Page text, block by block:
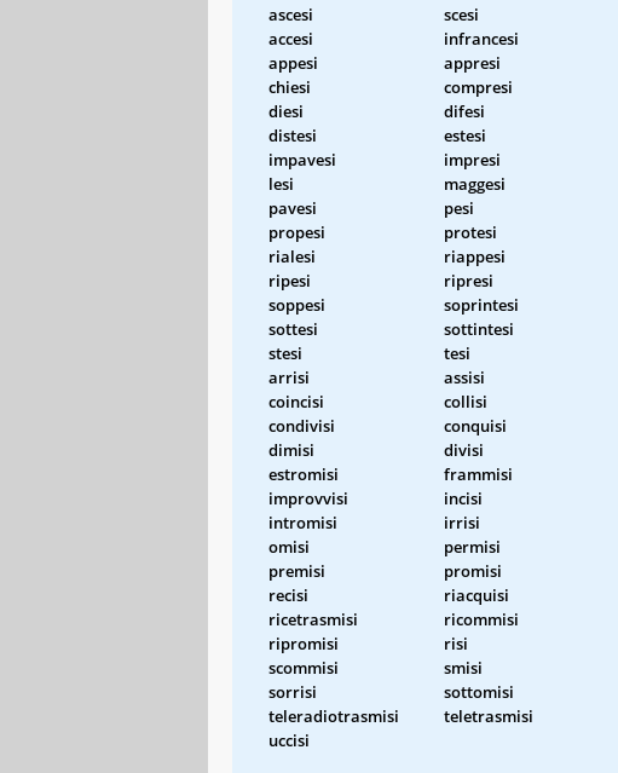
ascesi
scesi
accesi
infrancesi
appesi
appresi
chiesi
compresi
diesi
difesi
distesi
estesi
impavesi
impresi
lesi
maggesi
pavesi
pesi
propesi
protesi
rialesi
riappesi
ripesi
ripresi
soppesi
soprintesi
sottesi
sottintesi
stesi
tesi
arrisi
assisi
coincisi
collisi
condivisi
conquisi
dimisi
divisi
estromisi
frammisi
improvvisi
incisi
intromisi
irrisi
omisi
permisi
premisi
promisi
recisi
riacquisi
ricetrasmisi
ricommisi
ripromisi
risi
scommisi
smisi
sorrisi
sottomisi
teleradiotrasmisi
teletrasmisi
uccisi